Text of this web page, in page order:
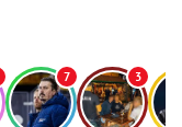
7 3